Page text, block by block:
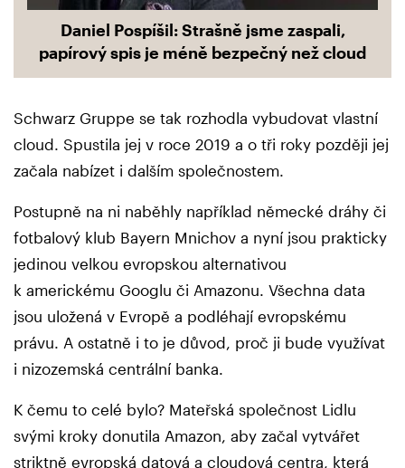
Daniel Pospíšil: Strašně jsme zaspali,
papírový spis je méně bezpečný než cloud
Schwarz Gruppe se tak rozhodla vybudovat vlastní
cloud. Spustila jej v roce 2019 a o tři roky později jej
začala nabízet i dalším společnostem.
Postupně na ni naběhly například německé dráhy či
fotbalový klub Bayern Mnichov a nyní jsou prakticky
jedinou velkou evropskou alternativou
k americkému Googlu či Amazonu. Všechna data
jsou uložená v Evropě a podléhají evropskému
právu. A ostatně i to je důvod, proč ji bude využívat
i nizozemská centrální banka.
K čemu to celé bylo? Mateřská společnost Lidlu
svými kroky donutila Amazon, aby začal vytvářet
striktně evropská datová a cloudová centra, která